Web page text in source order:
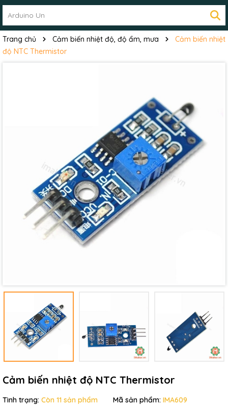
Trang chủ Cảm biến nhiệt độ, độ ẩm, mưa
Cảm biến nhiệt
độ NTC Thermistor
Cảm biến nhiệt độ NTC Thermistor
Tình trạng: Còn 11 sản phẩm Mã sản phẩm: IMA609
Mã giảm giá: